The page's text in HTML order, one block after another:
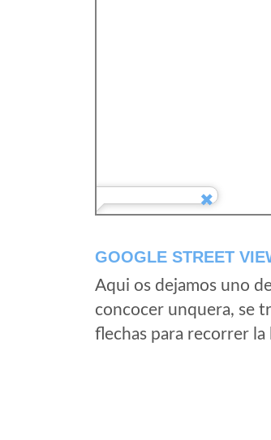
GOOGLE STREET
Aqui os dejamos uno
concocer unquera, se
flechas para recorrer la